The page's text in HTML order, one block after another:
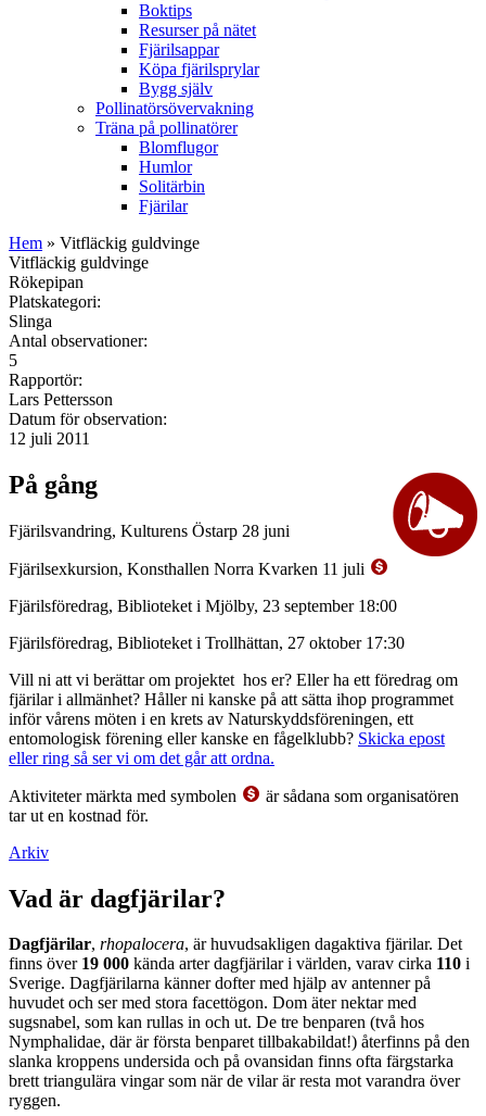
Boktips
Resurser på nätet
Fjärilsappar
Köpa fjärilsprylar
Bygg själv
Pollinatörsövervakning
Träna på pollinatörer
Blomflugor
Humlor
Solitärbin
Fjärilar
Hem » Vitfläckig guldvinge
Vitfläckig guldvinge
Rökepipan
Platskategori:
Slinga
Antal observationer:
5
Rapportör:
Lars Pettersson
Datum för observation:
12 juli 2011
På gång
Fjärilsvandring, Kulturens Östarp 28 juni
Fjärilsexkursion, Konsthallen Norra Kvarken 11 juli
Fjärilsföredrag, Biblioteket i Mjölby, 23 september 18:00
Fjärilsföredrag, Biblioteket i Trollhättan, 27 oktober 17:30
Vill ni att vi berättar om projektet hos er? Eller ha ett föredrag om
fjärilar i allmänhet? Håller ni kanske på att sätta ihop programmet
inför vårens möten i en krets av Naturskyddsföreningen, ett
entomologisk förening eller kanske en fågelklubb? Skicka epost
eller ring så ser vi om det går att ordna.
Aktiviteter märkta med symbolen
är sådana som organisatören
tar ut en kostnad för.
Arkiv
Vad är dagfjärilar?
Dagfjärilar, rhopalocera, är huvudsakligen dagaktiva fjärilar. Det
finns över 19 000 kända arter dagfjärilar i världen, varav cirka 110 i
Sverige. Dagfjärilarna känner dofter med hjälp av antenner på
huvudet och ser med stora facettögon. Dom äter nektar med
sugsnabel, som kan rullas in och ut. De tre benparen (två hos
Nymphalidae, där är första benparet tillbakabildat!) återfinns på den
slanka kroppens undersida och på ovansidan finns ofta färgstarka
brett triangulära vingar som när de vilar är resta mot varandra över
ryggen.